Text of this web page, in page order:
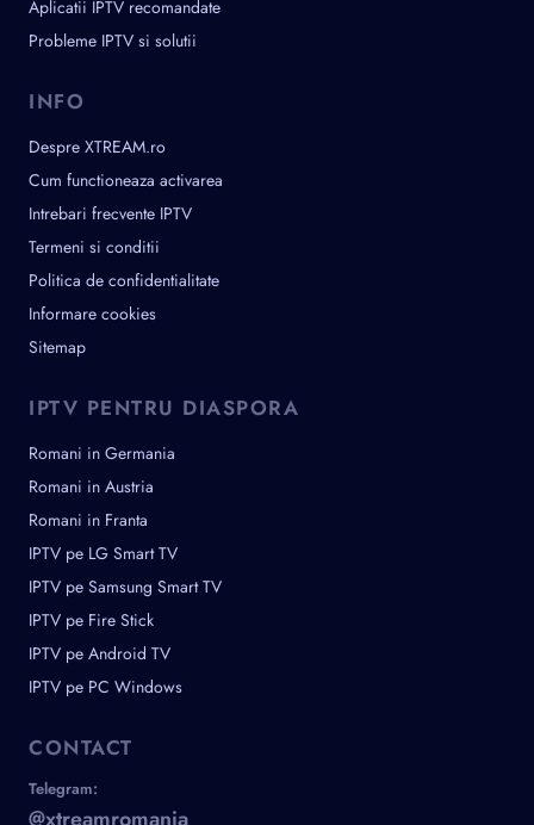
Aplicatii IPTV recomandate
Probleme IPTV si solutii
INFO
Despre XTREAM.ro
Cum functioneaza activarea
Intrebari frecvente IPTV
Termeni si conditii
Politica de confidentialitate
Informare cookies
Sitemap
IPTV PENTRU DIASPORA
Romani in Germania
Romani in Austria
Romani in Franta
IPTV pe LG Smart TV
IPTV pe Samsung Smart TV
IPTV pe Fire Stick
IPTV pe Android TV
IPTV pe PC Windows
CONTACT
Telegram: